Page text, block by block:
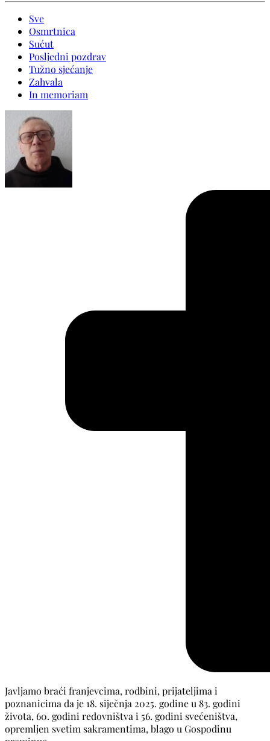
Sve
Osmrtnica
Sućut
Posljedni pozdrav
Tužno sjećanje
Zahvala
In memoriam
Javljamo braći franjevcima, rodbini, prijateljima i
poznanicima da je 18. siječnja 2025. godine u 83. godini
života, 60. godini redovništva i 56. godini svećeništva,
opremljen svetim sakramentima, blago u Gospodinu